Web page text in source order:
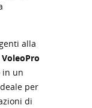
alla
VoleoPro
in un
per
di